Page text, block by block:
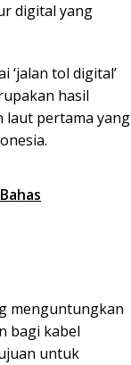
digital yang
‘jalan tol digital’
hasil
laut pertama yang
menguntungkan
bagi kabel
untuk